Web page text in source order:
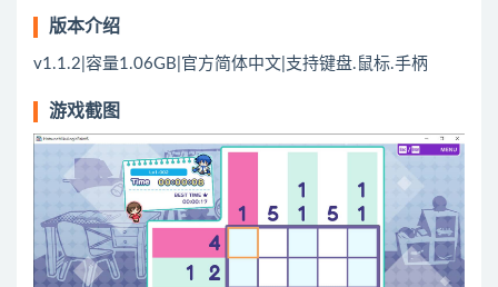
版本介绍
v1.1.2|容量1.06GB|官方简体中文|支持键盘.鼠标.手柄
游戏截图